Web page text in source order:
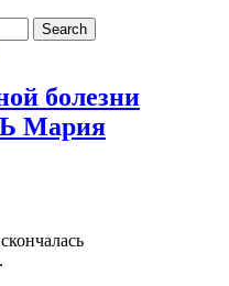
болезни
Мария